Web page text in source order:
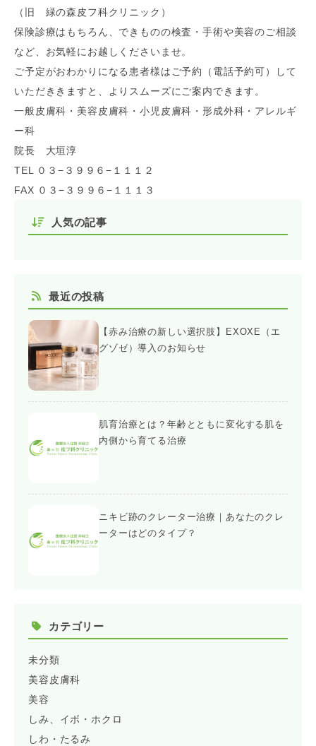
（旧 緑の森皮フ科クリニック）
保険診療はもちろん、できものの検査・手術や美容のご相談
など、お気軽にお越しくださいませ。
ご予定がおわかりになる患者様はご予約（電話予約可）して
いただききますと、よりスムーズにご案内できます。
一般皮膚科・美容皮膚科・小児皮膚科・形成外科・アレルギ
ー科
院長 大垣淳
TEL ０３−３９９６−１１１２
FAX ０３−３９９６−１１１３
人気の記事
最近の投稿
【赤み治療の新しい選択肢】EXOXE（エ
グゾゼ）導入のお知らせ
肌育治療とは？年齢とともに変化する肌を
内側から育てる治療
ニキビ跡のクレーター治療｜あなたのクレ
ーターはどのタイプ？
カテゴリー
未分類
美容皮膚科
美容
しみ、イボ・ホクロ
しわ・たるみ